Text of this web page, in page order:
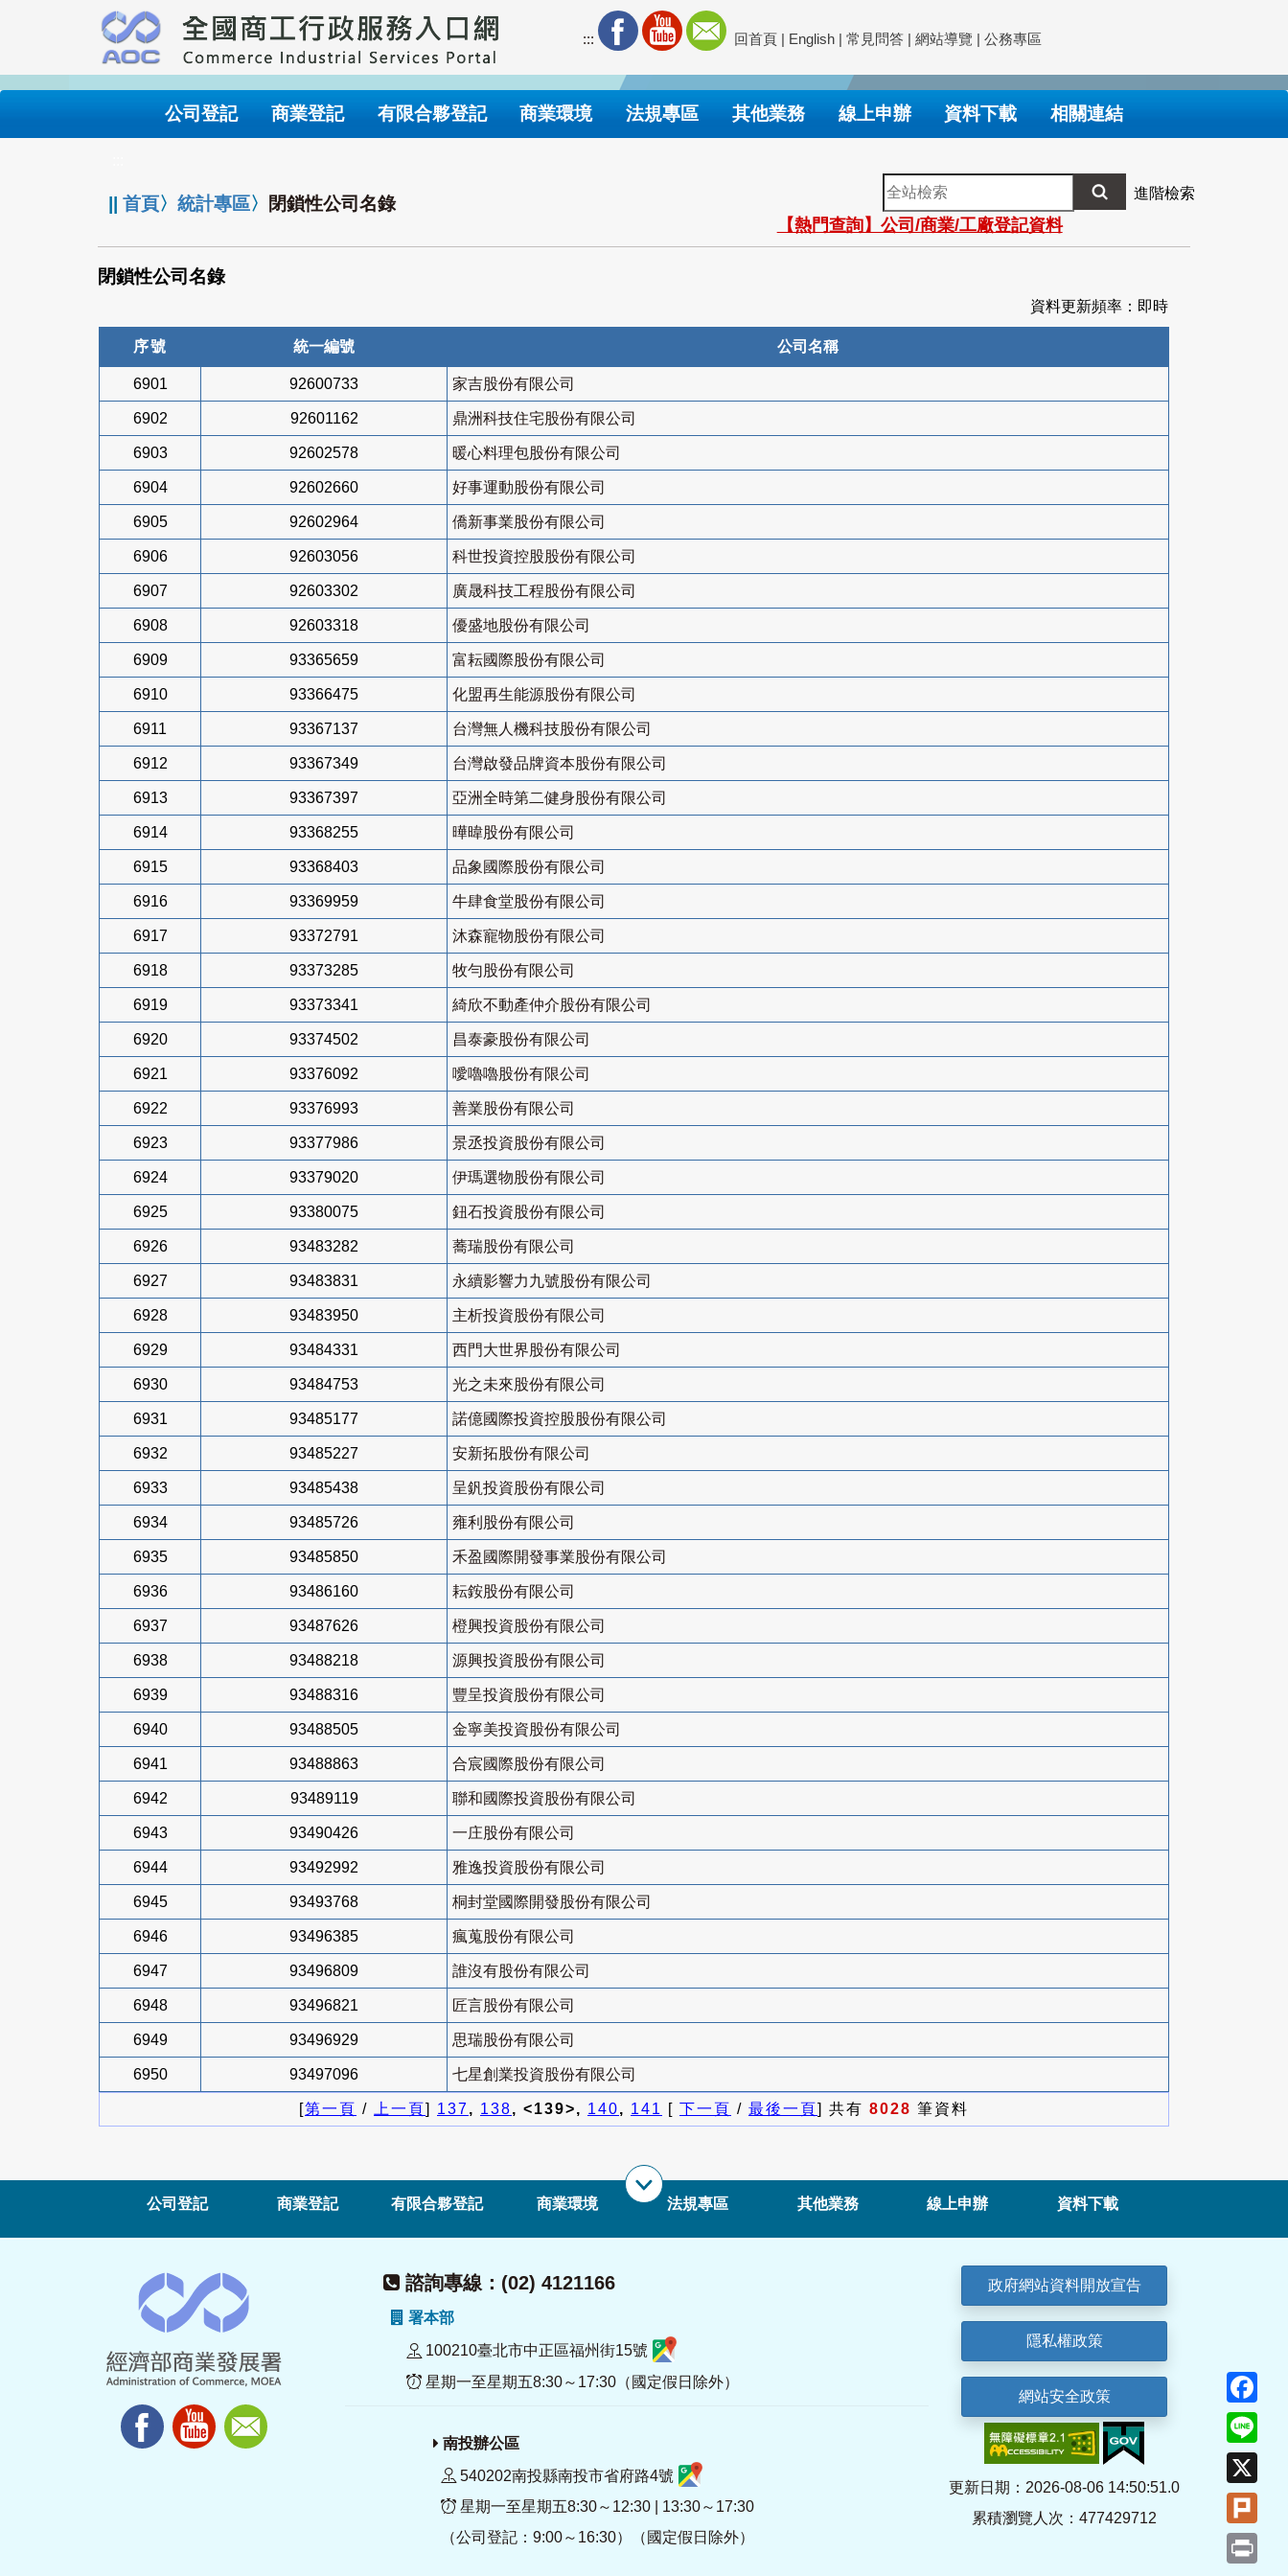
要
內
::: 回首頁 | English | 常見問答 | 網站導覽 | 公務專區
公司登記 商業登記 有限合夥登記 商業環境 法規專區 其他業務 線上申辦 資料下載 相關連結
||首頁〉統計專區〉 閉鎖性公司名錄
全
站
檢
索
進階檢索
【熱門查詢】公司/商業/工廠登記資料
閉鎖性公司名錄
資料更新頻率：即時
序號 統一編號 公司名稱
6901 92600733 家吉股份有限公司
6902 92601162 鼎洲科技住宅股份有限公司
6903 92602578 暖心料理包股份有限公司
6904 92602660 好事運動股份有限公司
6905 92602964 僑新事業股份有限公司
6906 92603056 科世投資控股股份有限公司
6907 92603302 廣晟科技工程股份有限公司
6908 92603318 優盛地股份有限公司
6909 93365659 富耘國際股份有限公司
6910 93366475 化盟再生能源股份有限公司
6911 93367137 台灣無人機科技股份有限公司
6912 93367349 台灣啟發品牌資本股份有限公司
6913 93367397 亞洲全時第二健身股份有限公司
6914 93368255 曄暐股份有限公司
6915 93368403 品象國際股份有限公司
6916 93369959 牛肆食堂股份有限公司
6917 93372791 沐森寵物股份有限公司
6918 93373285 牧勻股份有限公司
6919 93373341 綺欣不動產仲介股份有限公司
6920 93374502 昌泰豪股份有限公司
6921 93376092 噯嚕嚕股份有限公司
6922 93376993 善業股份有限公司
6923 93377986 景丞投資股份有限公司
6924 93379020 伊瑪選物股份有限公司
6925 93380075 鈕石投資股份有限公司
6926 93483282 蕎瑞股份有限公司
6927 93483831 永續影響力九號股份有限公司
6928 93483950 主析投資股份有限公司
6929 93484331 西門大世界股份有限公司
6930 93484753 光之未來股份有限公司
6931 93485177 諾億國際投資控股股份有限公司
6932 93485227 安新拓股份有限公司
6933 93485438 呈釩投資股份有限公司
6934 93485726 雍利股份有限公司
6935 93485850 禾盈國際開發事業股份有限公司
6936 93486160 耘銨股份有限公司
6937 93487626 橙興投資股份有限公司
6938 93488218 源興投資股份有限公司
6939 93488316 豐呈投資股份有限公司
6940 93488505 金寧美投資股份有限公司
6941 93488863 合宸國際股份有限公司
6942 93489119 聯和國際投資股份有限公司
6943 93490426 一庄股份有限公司
6944 93492992 雅逸投資股份有限公司
6945 93493768 桐封堂國際開發股份有限公司
6946 93496385 瘋蒐股份有限公司
6947 93496809 誰沒有股份有限公司
6948 93496821 匠言股份有限公司
6949 93496929 思瑞股份有限公司
6950 93497096 七星創業投資股份有限公司
[第一頁 / 上一頁] 137, 138, <139>, 140, 141 [ 下一頁 / 最後一頁] 共有 8028 筆資料
公司登記 商業登記 有限合夥登記 商業環境 法規專區 其他業務 線上申辦 資料下載
諮詢專線：(02) 4121166
署本部
100210臺北市中正區福州街15號
星期一至星期五8:30～17:30（國定假日除外）
南投辦公區
540202南投縣南投市省府路4號
星期一至星期五8:30～12:30 | 13:30～17:30
（公司登記：9:00～16:30）（國定假日除外）
政府網站資料開放宣告
隱私權政策
網站安全政策
更新日期：2026-08-06 14:50:51.0
累積瀏覽人次：477429712